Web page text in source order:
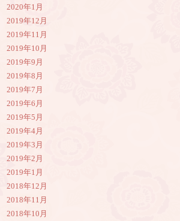
2020年1月
2019年12月
2019年11月
2019年10月
2019年9月
2019年8月
2019年7月
2019年6月
2019年5月
2019年4月
2019年3月
2019年2月
2019年1月
2018年12月
2018年11月
2018年10月